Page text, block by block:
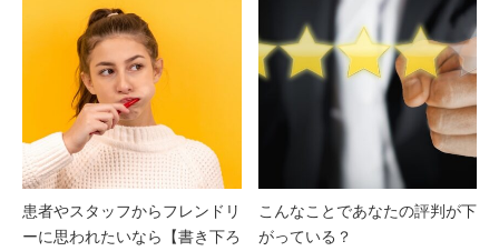
患者やスタッフからフレンドリ
ーに思われたいなら【書き下ろ
こんなことであなたの評判が下
がっている？